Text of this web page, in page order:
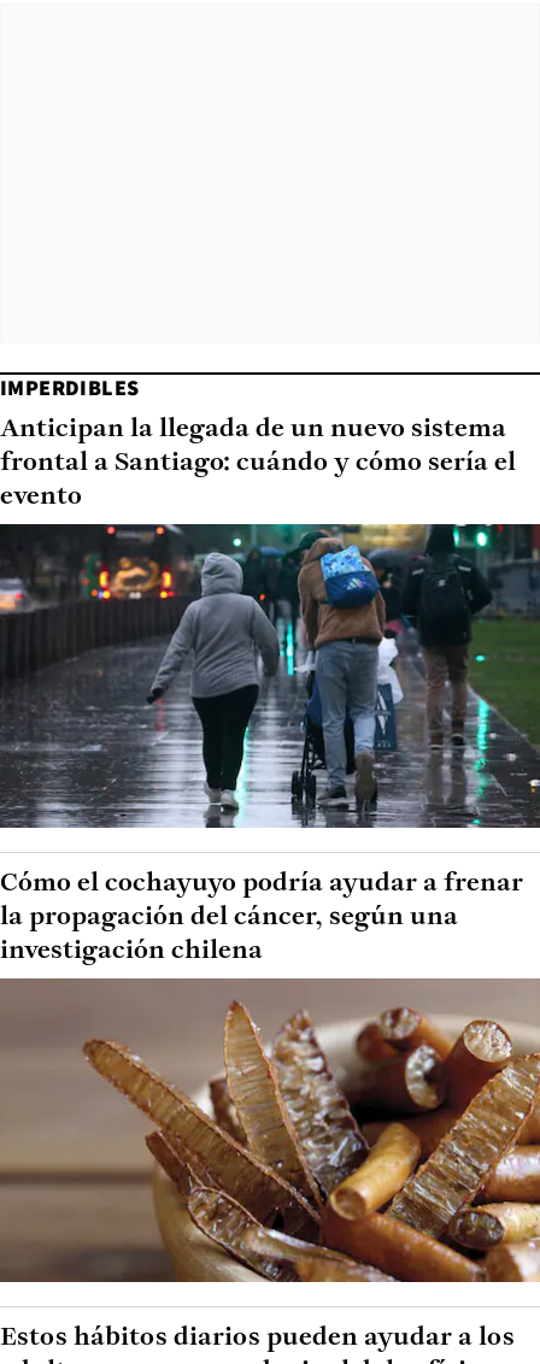
IMPERDIBLES
Anticipan la llegada de un nuevo sistema
frontal a Santiago: cuándo y cómo sería el
evento
Cómo el cochayuyo podría ayudar a frenar
la propagación del cáncer, según una
investigación chilena
Estos hábitos diarios pueden ayudar a los